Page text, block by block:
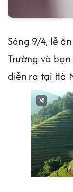
Sáng 9/4, lễ
Trường và
diễn ra tại Hà